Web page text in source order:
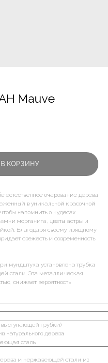
Mauve
КОРЗИНУ
естественное очарование дерева
в уникальной красочной
напомнить о чудесах
морганита, цветы астры и
Благодаря своему изящному
свежесть и современность
мундштука установлена трубка
стали. Эта металлическая
снижает вероятность
выступающей трубки)
натурального дерева
сталь
и нержавеющей стали из